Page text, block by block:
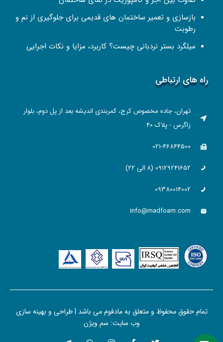
بازسازی و تعمیر ساختمان‌ های قدیمی برای جلوگیری از نم و
رطوبت
میلگرد بستر نردبانی چیست؟ کاربرد، مزایا و نکات اجرایی
راه های ارتباطی
تهران، جاده مخصوص کرج، کمربندی اندیشه بعد از پل دوم، بلوار
زاگرس - پلاک 40
021-46844500
09129241652 (۸ الی ۲۲)
09380014002
info@madfoam.com
تمام حقوق محفوظ و متعلق به مادفوم می باشد | طراحی و بهینه سازی
وب سایت: سم ویژن